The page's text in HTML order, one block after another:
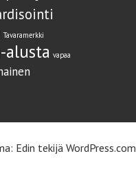
Tavaramerkki
alusta vapaa
Edin tekijä WordPress.com